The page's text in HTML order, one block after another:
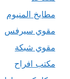
مطابخ المنيوم
مقوي سيرفس
مقوي شبكة
مكتب افراح